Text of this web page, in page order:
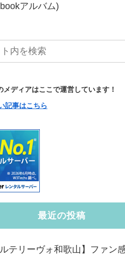
アルバム)
メディアはここで運営しています！
記事はこちら
最近の投稿
ルテリーヴォ和歌山】ファン